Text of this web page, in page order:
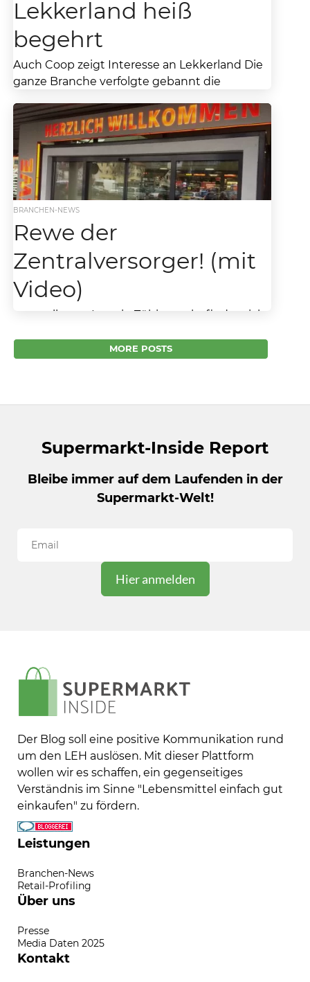
Lekkerland heiß
begehrt
Auch Coop zeigt Interesse an Lekkerland Die
ganze Branche verfolgte gebannt die
Das Rennen machte Rewe. Doch
anscheinend...
BRANCHEN-NEWS
Rewe der
Zentralversorger! (mit
Video)
In exzellenter Lage in Tübingen befindet sich
Markt liegt in einem knackigen
MORE POSTS
Supermarkt-Inside Report
Bleibe immer auf dem Laufenden in der
Supermarkt-Welt!
Der Blog soll eine positive Kommunikation rund
um den LEH auslösen. Mit dieser Plattform
wollen wir es schaffen, ein gegenseitiges
Verständnis im Sinne "Lebensmittel einfach gut
einkaufen" zu fördern.
Leistungen
Branchen-News
Retail-Profiling
Über uns
Presse
Media Daten 2025
Kontakt